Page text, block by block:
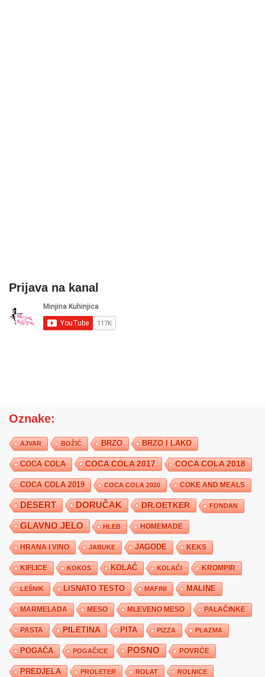
Prijava na kanal
Oznake:
AJVAR BOŽIĆ BRZO BRZO I LAKO
COCA COLA COCA COLA 2017 COCA COLA 2018
COCA COLA 2019 COCA COLA 2020 COKE AND MEALS
DESERT DORUČAK DR.OETKER FONDAN
GLAVNO JELO HLEB HOMEMADE
HRANA I VINO JABUKE JAGODE KEKS
KIFLICE KOKOS KOLAČ KOLAČI KROMPIR
LEŠNIK LISNATO TESTO MAFINI MALINE
MARMELADA MESO MLEVENO MESO PALAČINKE
PASTA PILETINA PITA PIZZA PLAZMA
POGAČA POGAČICE POSNO POVRĆE
PREDJELA PROLETER ROLAT ROLNICE